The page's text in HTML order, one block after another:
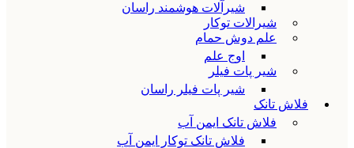
شیرآلات هوشمند راسان
شیرالات توکار
علم دوش حمام
اوج علم
شیر پات فیلر
شیر پات فیلر راسان
فلاش تانک
فلاش تانک ایمن آب
فلاش تانک توکار ایمن آب